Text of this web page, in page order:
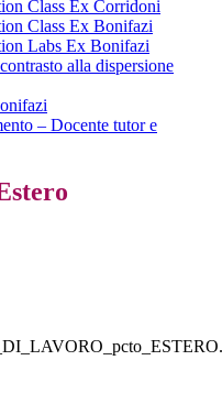
Class Ex Corridoni
Class Ex Bonifazi
Labs Ex Bonifazi
alla dispersione
– Docente tutor e